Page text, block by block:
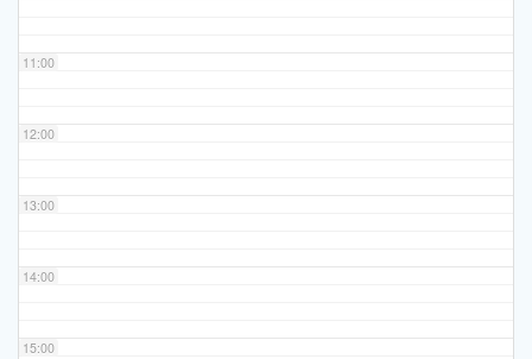
11:00
12:00
13:00
14:00
15:00